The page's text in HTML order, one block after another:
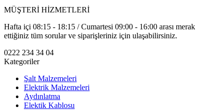
MÜŞTERİ HİZMETLERİ
Hafta içi 08:15 - 18:15 / Cumartesi 09:00 - 16:00 arası merak
ettiğiniz tüm sorular ve siparişleriniz için ulaşabilirsiniz.
0222 234 34 04
Kategoriler
Şalt Malzemeleri
Elektrik Malzemeleri
Aydınlatma
Elektik Kablosu